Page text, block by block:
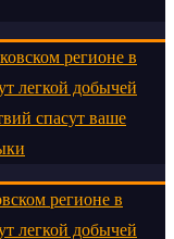
регионе в
легкой добычей
спасут ваше
регионе в
легкой добычей